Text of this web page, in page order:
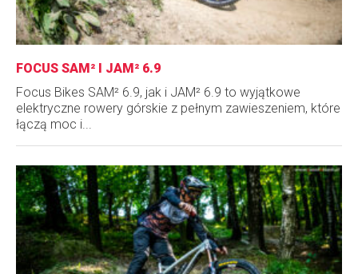
FOCUS SAM² I JAM² 6.9
Focus Bikes SAM² 6.9, jak i JAM² 6.9 to wyjątkowe
elektryczne rowery górskie z pełnym zawieszeniem, które
łączą moc i...